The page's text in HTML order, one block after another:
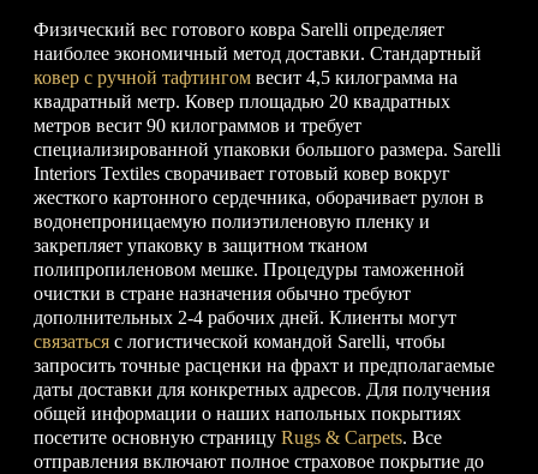
Физический вес готового ковра Sarelli определяет
наиболее экономичный метод доставки. Стандартный
ковер с ручной тафтингом весит 4,5 килограмма на
квадратный метр. Ковер площадью 20 квадратных
метров весит 90 килограммов и требует
специализированной упаковки большого размера. Sarelli
Interiors Textiles сворачивает готовый ковер вокруг
жесткого картонного сердечника, оборачивает рулон в
водонепроницаемую полиэтиленовую пленку и
закрепляет упаковку в защитном тканом
полипропиленовом мешке. Процедуры таможенной
очистки в стране назначения обычно требуют
дополнительных 2-4 рабочих дней. Клиенты могут
связаться с логистической командой Sarelli, чтобы
запросить точные расценки на фрахт и предполагаемые
даты доставки для конкретных адресов. Для получения
общей информации о наших напольных покрытиях
посетите основную страницуRugs & Carpets. Все
отправления включают полное страховое покрытие до